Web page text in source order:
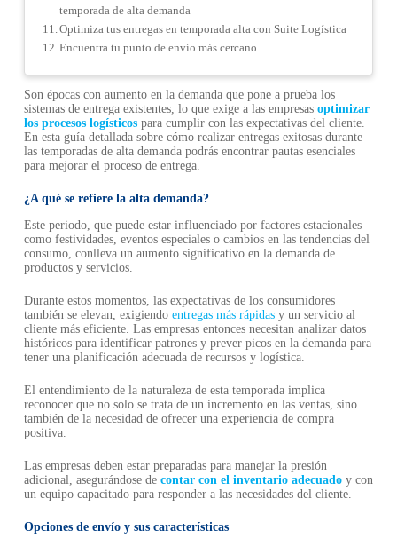
temporada de alta demanda
Optimiza tus entregas en temporada alta con Suite Logística
Encuentra tu punto de envío más cercano
Son épocas con aumento en la demanda que pone a prueba los
sistemas de entrega existentes, lo que exige a las empresas optimizar
los procesos logísticospara cumplir con las expectativas del cliente.
En esta guía detallada sobre cómo realizar entregas exitosas durante
las temporadas de alta demanda podrás encontrar pautas esenciales
para mejorar el proceso de entrega.
¿A qué se refiere la alta demanda?
Este periodo, que puede estar influenciado por factores estacionales
como festividades, eventos especiales o cambios en las tendencias del
consumo, conlleva un aumento significativo en la demanda de
productos y servicios.
Durante estos momentos, las expectativas de los consumidores
también se elevan, exigiendo entregas más rápidasy un servicio al
cliente más eficiente. Las empresas entonces necesitan analizar datos
históricos para identificar patrones y prever picos en la demanda para
tener una planificación adecuada de recursos y logística.
El entendimiento de la naturaleza de esta temporada implica
reconocer que no solo se trata de un incremento en las ventas, sino
también de la necesidad de ofrecer una experiencia de compra
positiva.
Las empresas deben estar preparadas para manejar la presión
adicional, asegurándose de contar con el inventario adecuadoy con
un equipo capacitado para responder a las necesidades del cliente.
Opciones de envío y sus características